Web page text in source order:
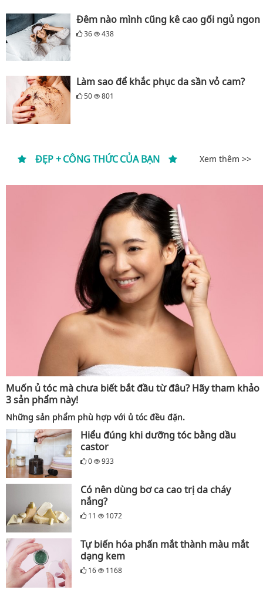
Đêm nào mình cũng kê cao gối ngủ ngon
36 438
Làm sao để khắc phục da sần vỏ cam?
50 801
ĐẸP + CÔNG THỨC CỦA BẠN Xem thêm >>
Muốn ủ tóc mà chưa biết bắt đầu từ đâu? Hãy tham khảo
3 sản phẩm này!
Những sản phẩm phù hợp với ủ tóc đều đặn.
Hiểu đúng khi dưỡng tóc bằng dầu
castor
0 933
Có nên dùng bơ ca cao trị da cháy
nắng?
11 1072
Tự biến hóa phấn mắt thành màu mắt
dạng kem
16 1168